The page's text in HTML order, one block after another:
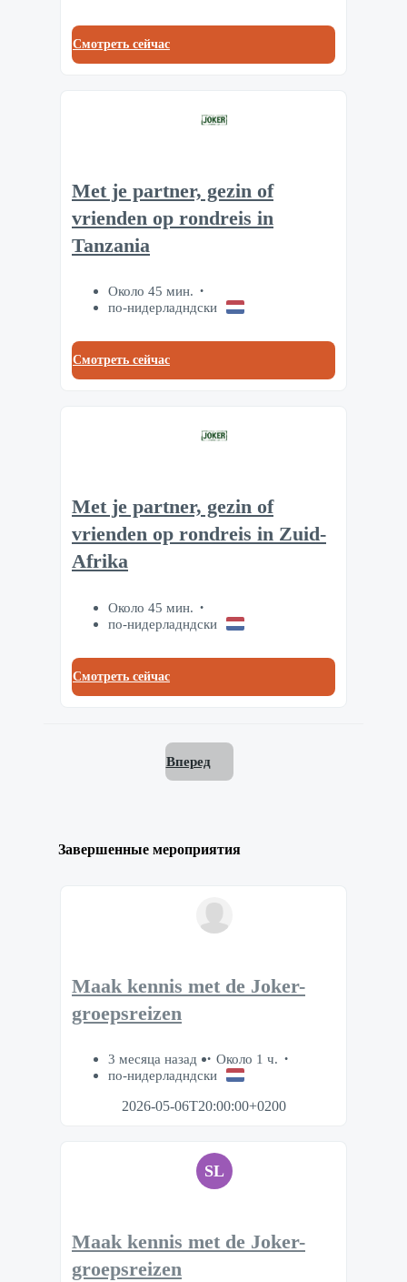
Смотреть сейчас
Met je partner, gezin of
vrienden op rondreis in
Tanzania
Около 45 мин.
по-нидерладндски
Смотреть сейчас
Met je partner, gezin of
vrienden op rondreis in Zuid-
Afrika
Около 45 мин.
по-нидерладндски
Смотреть сейчас
Вперед
Завершенные мероприятия
Maak kennis met de Joker-
groepsreizen
3 месяца назад
Около 1 ч.
по-нидерладндски
2026-05-06T20:00:00+0200
SL
Maak kennis met de Joker-
groepsreizen